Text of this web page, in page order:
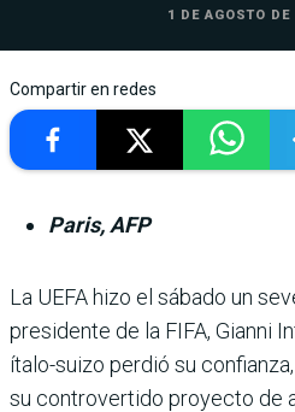
1 DE AGOSTO
Compartir en redes
Paris, AFP
La UEFA hizo el sábado un
presidente de la FIFA, Gianni
ítalo-suizo perdió su
su controvertido proyecto de